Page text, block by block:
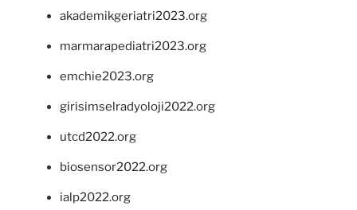
akademikgeriatri2023.org
marmarapediatri2023.org
emchie2023.org
girisimselradyoloji2022.org
utcd2022.org
biosensor2022.org
ialp2022.org